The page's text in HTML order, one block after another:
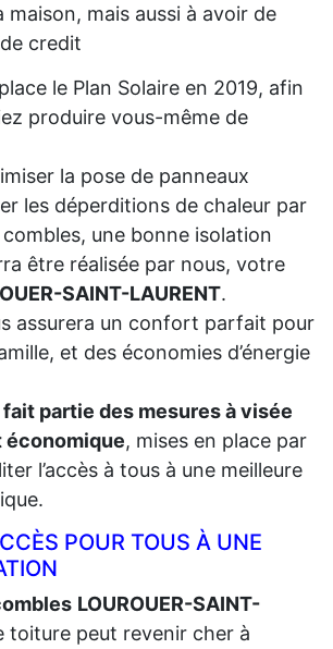
maison, mais aussi à avoir de
credit
le Plan Solaire en 2019, afin
produire vous-même de
la pose de panneaux
les déperditions de chaleur par
une bonne isolation
être réalisée par nous, votre
SAINT-LAURENT.
assurera un confort parfait pour
et des économies d’énergie
partie des mesures à visée
, mises en place par
l’accès à tous à une meilleure
POUR TOUS À UNE
LOUROUER-SAINT-
toiture peut revenir cher à